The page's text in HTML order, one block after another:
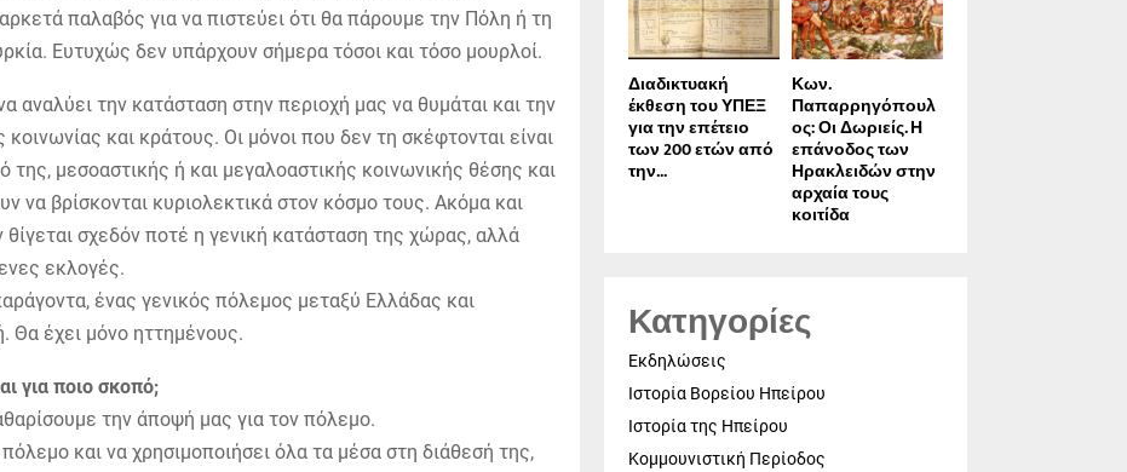
παλαβός για να πιστεύει ότι θα πάρουμε την Πόλη ή τη
Ευτυχώς δεν υπάρχουν σήμερα τόσοι και τόσο μουρλοί.
αναλύει την κατάσταση στην περιοχή μας να θυμάται και την
και κράτους. Οι μόνοι που δεν τη σκέφτονται είναι
της, μεσοαστικής ή και μεγαλοαστικής κοινωνικής θέσης και
να βρίσκονται κυριολεκτικά στον κόσμο τους. Ακόμα και
θίγεται σχεδόν ποτέ η γενική κατάσταση της χώρας, αλλά
εκλογές.
ένας γενικός πόλεμος μεταξύ Ελλάδας και
Θα έχει μόνο ηττημένους.
για ποιο σκοπό;
την άποψή μας για τον πόλεμο.
και να χρησιμοποιήσει όλα τα μέσα στη διάθεσή της,
Διαδικτυακή
έκθεση του ΥΠΕΞ
για την επέτειο
των 200 ετών από
την...
Κων.
Παπαρρηγόπουλ
ος: Οι Δωριείς. Η
επάνοδος των
Ηρακλειδών στην
αρχαία τους
κοιτίδα
Κατηγορίες
Εκδηλώσεις
Ιστορία Βορείου Ηπείρου
Ιστορία της Ηπείρου
Κομμουνιστική Περίοδος